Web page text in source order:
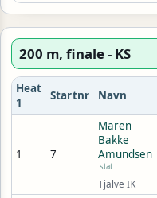
200 m, finale - KS
Heat
1
Startnr Navn
1 7
Maren
Bakke
Amundsen
stat
Tjalve IK